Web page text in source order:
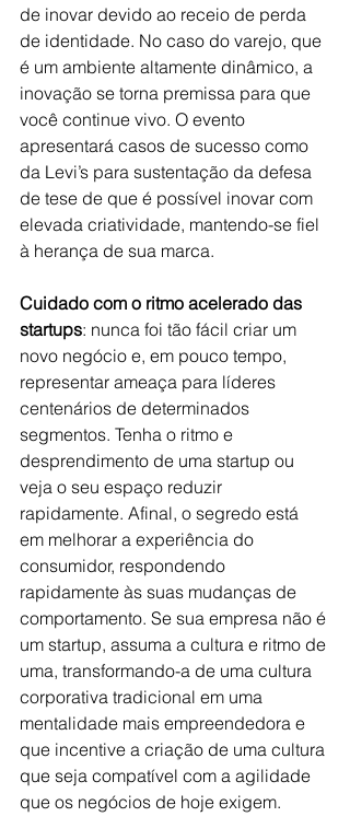
de inovar devido ao receio de perda
de identidade. No caso do varejo, que
é um ambiente altamente dinâmico, a
inovação se torna premissa para que
você continue vivo. O evento
apresentará casos de sucesso como
da Levi’s para sustentação da defesa
de tese de que é possível inovar com
elevada criatividade, mantendo-se fiel
à herança de sua marca.
Cuidado com o ritmo acelerado das
startups: nunca foi tão fácil criar um
novo negócio e, em pouco tempo,
representar ameaça para líderes
centenários de determinados
segmentos. Tenha o ritmo e
desprendimento de uma startup ou
veja o seu espaço reduzir
rapidamente. Afinal, o segredo está
em melhorar a experiência do
consumidor, respondendo
rapidamente às suas mudanças de
comportamento. Se sua empresa não é
um startup, assuma a cultura e ritmo de
uma, transformando-a de uma cultura
corporativa tradicional em uma
mentalidade mais empreendedora e
que incentive a criação de uma cultura
que seja compatível com a agilidade
que os negócios de hoje exigem.